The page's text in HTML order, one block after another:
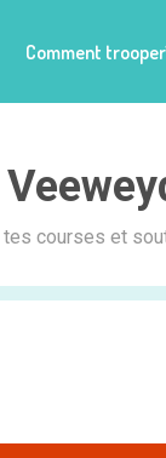
Comment
tes courses et